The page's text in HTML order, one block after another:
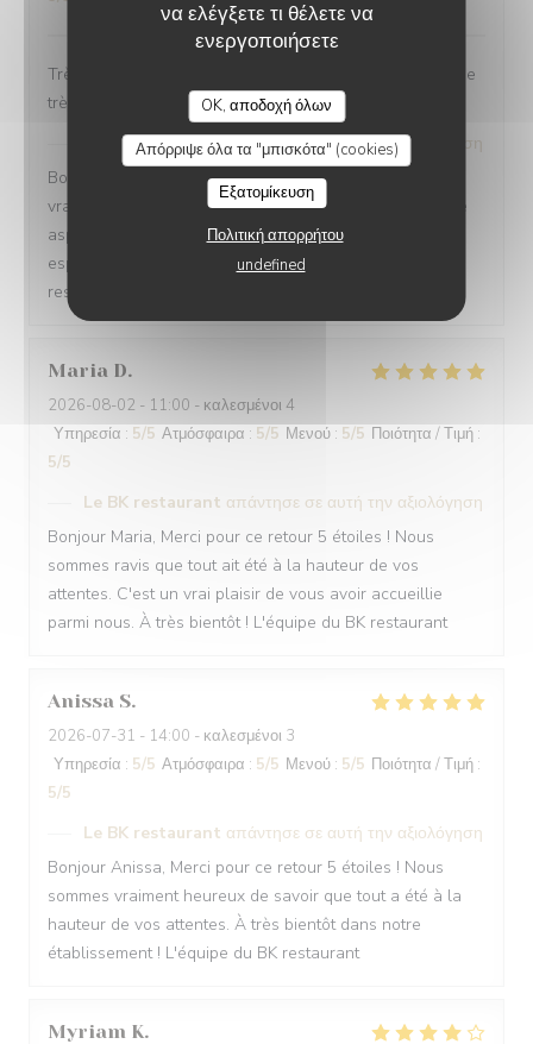
να ελέγξετε τι θέλετε να
ενεργοποιήσετε
OK, αποδοχή όλων
Απόρριψε όλα τα "μπισκότα" (cookies)
Εξατομίκευση
Πολιτική απορρήτου
undefined
Très beau restaurant avec une ambiance féerique et une
très bonne bouffe
Le BK restaurant απάντησε σε αυτή την αξιολόγηση
Bonjour Nesrine, Merci pour ce retour qui nous fait
vraiment plaisir ! Savoir que vous avez apprécié chaque
aspect de votre visite nous réjouit sincèrement. Nous
espérons vous revoir très bientôt ! L'équipe du BK
restaurant
Maria D
2026-08-02 - 11:00 - καλεσμένοι 4
Υπηρεσία : 5/5 Ατμόσφαιρα : 5/5 Μενού : 5/5 Ποιότητα / Τιμή :
5/5
Le BK restaurant απάντησε σε αυτή την αξιολόγηση
Bonjour Maria, Merci pour ce retour 5 étoiles ! Nous
sommes ravis que tout ait été à la hauteur de vos
attentes. C'est un vrai plaisir de vous avoir accueillie
parmi nous. À très bientôt ! L'équipe du BK restaurant
Anissa S
2026-07-31 - 14:00 - καλεσμένοι 3
Υπηρεσία : 5/5 Ατμόσφαιρα : 5/5 Μενού : 5/5 Ποιότητα / Τιμή :
5/5
Le BK restaurant απάντησε σε αυτή την αξιολόγηση
Bonjour Anissa, Merci pour ce retour 5 étoiles ! Nous
sommes vraiment heureux de savoir que tout a été à la
hauteur de vos attentes. À très bientôt dans notre
établissement ! L'équipe du BK restaurant
Myriam K
LE BK RESTAURANT